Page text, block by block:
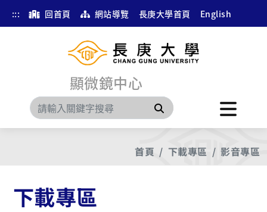
::: 回首頁 網站導覽 長庚大學首頁 English
顯微鏡中心
搜尋
首頁 下載專區 影音專區
下載專區